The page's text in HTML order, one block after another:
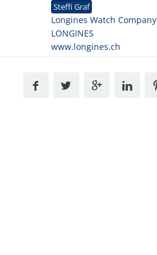
Steffi Graf
Longines Watch Company
LONGINES
www.longines.ch